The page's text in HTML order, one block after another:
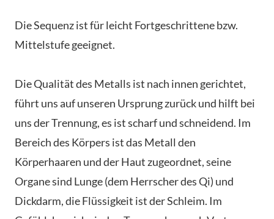
Die Sequenz ist für leicht Fortgeschrittene bzw.
Mittelstufe geeignet.
Die Qualität des Metalls ist nach innen gerichtet,
führt uns auf unseren Ursprung zurück und hilft bei
uns der Trennung, es ist scharf und schneidend. Im
Bereich des Körpers ist das Metall den
Körperhaaren und der Haut zugeordnet, seine
Organe sind Lunge (dem Herrscher des Qi) und
Dickdarm, die Flüssigkeit ist der Schleim. Im